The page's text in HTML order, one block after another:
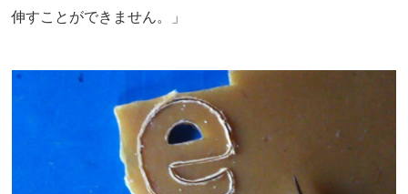
伸すことができません。」